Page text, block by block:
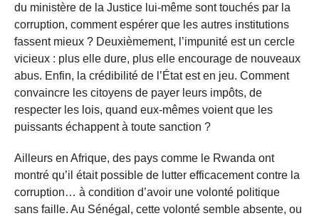
du ministère de la Justice lui-même sont touchés par la
corruption, comment espérer que les autres institutions
fassent mieux ? Deuxièmement, l’impunité est un cercle
vicieux : plus elle dure, plus elle encourage de nouveaux
abus. Enfin, la crédibilité de l’État est en jeu. Comment
convaincre les citoyens de payer leurs impôts, de
respecter les lois, quand eux-mêmes voient que les
puissants échappent à toute sanction ?
Ailleurs en Afrique, des pays comme le Rwanda ont
montré qu’il était possible de lutter efficacement contre la
corruption… à condition d’avoir une volonté politique
sans faille. Au Sénégal, cette volonté semble absente, ou